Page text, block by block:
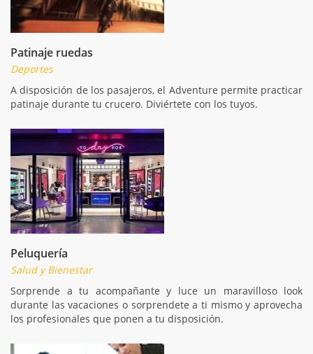
Patinaje ruedas
Deportes
A disposición de los pasajeros, el Adventure permite practicar
patinaje durante tu crucero. Diviértete con los tuyos.
Peluquería
Salud y Bienestar
Sorprende a tu acompañante y luce un maravilloso look
durante las vacaciones o sorprendete a ti mismo y aprovecha
los profesionales que ponen a tu disposición.